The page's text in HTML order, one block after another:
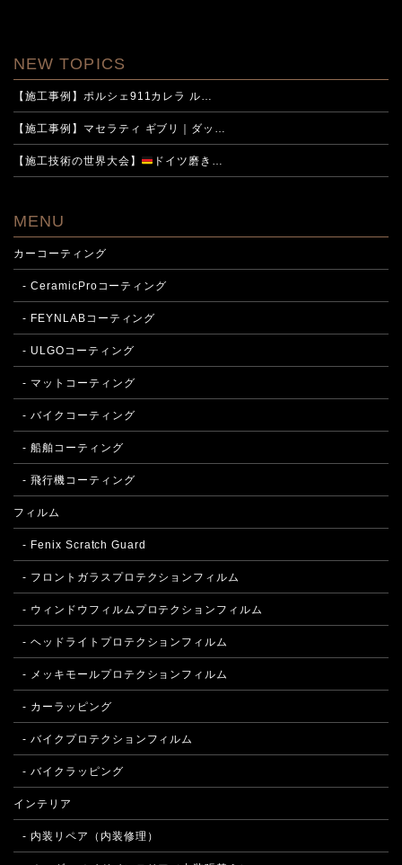
NEW TOPICS
【施工事例】ポルシェ911カレラ ル…
【施工事例】マセラティ ギブリ｜ダッ…
【施工技術の世界大会】 ドイツ磨き…
MENU
カーコーティング
- CeramicProコーティング
- FEYNLABコーティング
- ULGOコーティング
- マットコーティング
- バイクコーティング
- 船舶コーティング
- 飛行機コーティング
フィルム
- Fenix Scratch Guard
- フロントガラスプロテクションフィルム
- ウィンドウフィルムプロテクションフィルム
- ヘッドライトプロテクションフィルム
- メッキモールプロテクションフィルム
- カーラッピング
- バイクプロテクションフィルム
- バイクラッピング
インテリア
- 内装リペア（内装修理）